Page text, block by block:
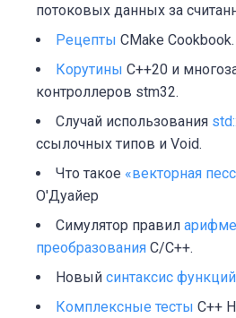
потоковых данных за
Рецепты CMake Cookbook.
Корутины C++20 и
контроллеров stm32.
Случай использования
ссылочных типов и Void.
Что такое «векторная
О'Дуайер
Симулятор правил
преобразования C/C++.
Новый синтаксис функций
Комплексные тесты C++